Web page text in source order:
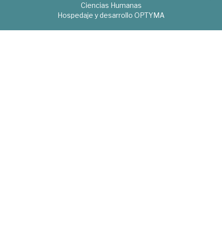
Ciencias Humanas
Hospedaje y desarrollo OPTYMA